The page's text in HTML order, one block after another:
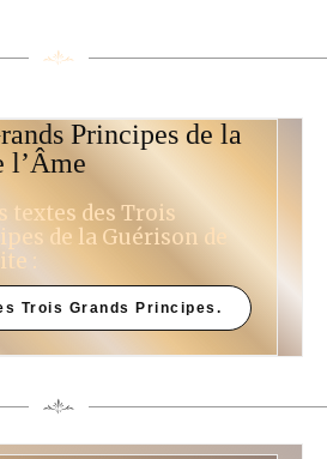
Principes de la
l’Âme
textes des Trois
de la Guérison de
:
Trois Grands Principes.